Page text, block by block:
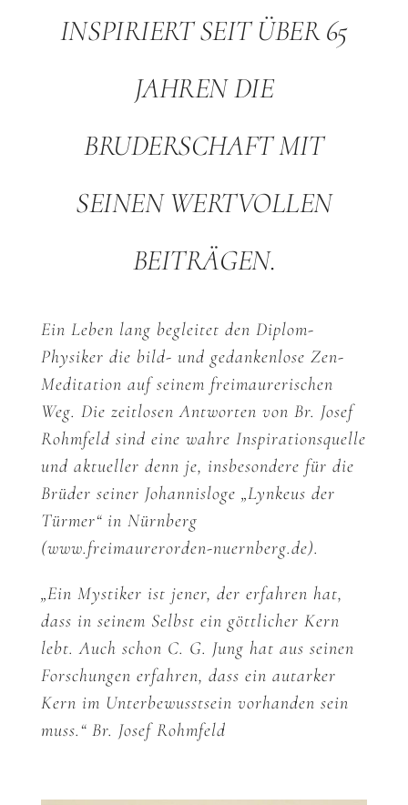
INSPIRIERT SEIT ÜBER 65
JAHREN DIE
BRUDERSCHAFT MIT
SEINEN WERTVOLLEN
BEITRÄGEN.
Ein Leben lang begleitet den Diplom-
Physiker die bild- und gedankenlose Zen-
Meditation auf seinem freimaurerischen
Weg. Die zeitlosen Antworten von Br. Josef
Rohmfeld sind eine wahre Inspirationsquelle
und aktueller denn je, insbesondere für die
Brüder seiner Johannisloge „Lynkeus der
Türmer“ in Nürnberg
(www.freimaurerorden-nuernberg.de).
„Ein Mystiker ist jener, der erfahren hat,
dass in seinem Selbst ein göttlicher Kern
lebt. Auch schon C. G. Jung hat aus seinen
Forschungen erfahren, dass ein autarker
Kern im Unterbewusstsein vorhanden sein
muss.“ Br. Josef Rohmfeld